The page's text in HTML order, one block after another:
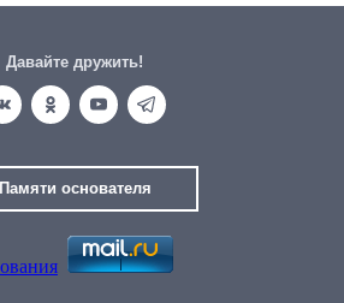
Давайте дружить!
Памяти основателя